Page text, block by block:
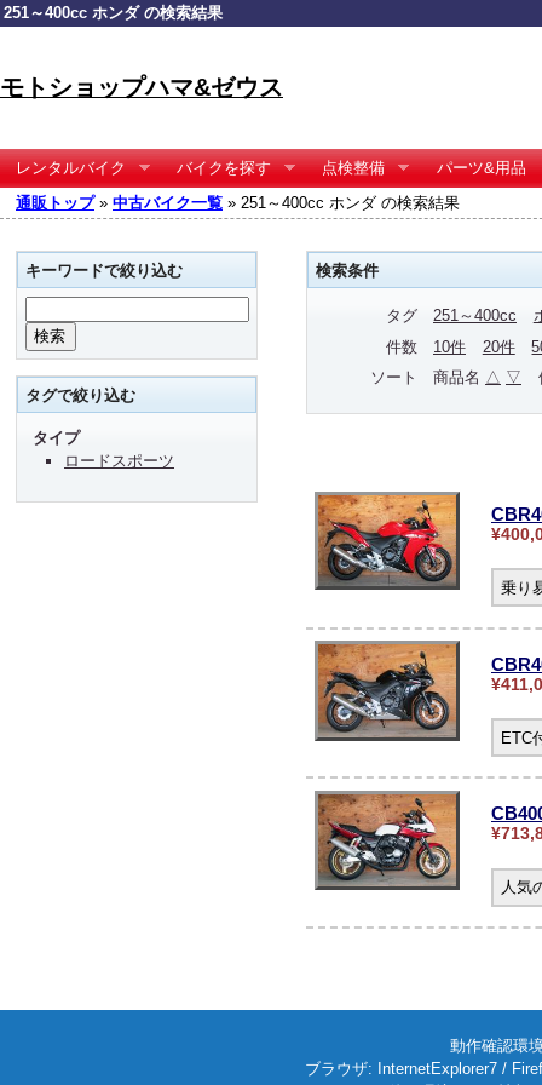
251～400cc ホンダ の検索結果
モトショップハマ&ゼウス
レンタルバイク バイクを探す 点検整備
パーツ&用品
通販トップ» 中古バイク一覧 » 251～400cc ホンダ の検索結果
検索条件
タグ 251～400cc
件数
10件 20件
ソート
商品名 △ ▽
乗り
ETC
人気
キーワードで絞り込む
タグで絞り込む
タイプ
ロードスポーツ
動作確認環
ブラウザ: InternetExplorer7 /